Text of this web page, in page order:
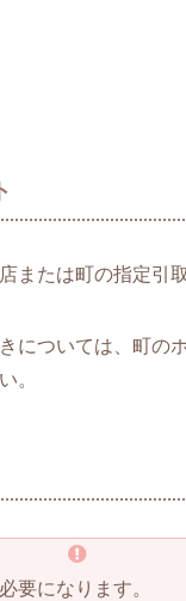
または町の指定引
については、町の
。
要になります。